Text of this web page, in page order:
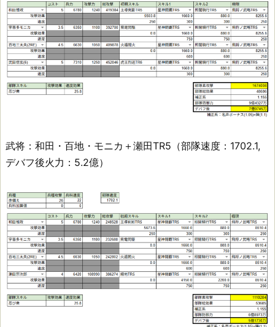
武将：和田・百地・モニカ＋瀬田TR5（部隊速度：1702.1,
デバフ後火力：5.2億）